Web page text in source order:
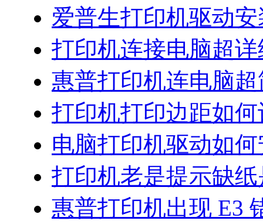
爱普生打印机驱动
打印机连接电脑超
惠普打印机连电脑
打印机打印边距如
电脑打印机驱动如
打印机老是提示缺
惠普打印机出现 E3